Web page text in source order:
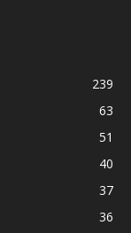
239
63
51
40
37
36